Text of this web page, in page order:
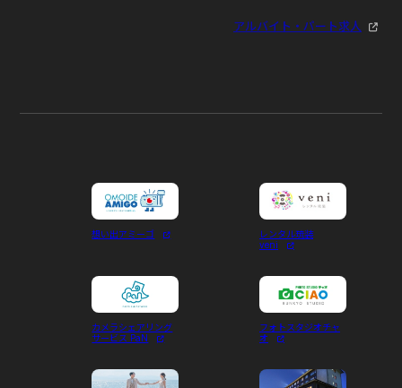
アルバイト・パート求人
想い出アミーゴ
レンタル琉装
veni
カメラシェアリング
サービス PaN
フォトスタジオチャ
オ